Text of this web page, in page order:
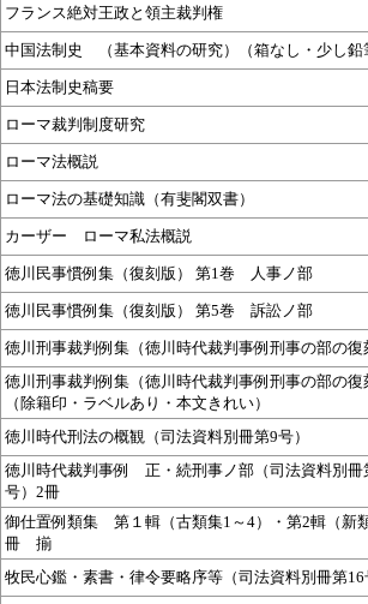
フランス絶対王政と領主裁判権
中国法制史 （基本資料の研究）（箱なし・少し鉛
日本法制史稿要
ローマ裁判制度研究
ローマ法概説
ローマ法の基礎知識（有斐閣双書）
カーザー ローマ私法概説
徳川民事慣例集（復刻版） 第1巻 人事ノ部
徳川民事慣例集（復刻版） 第5巻 訴訟ノ部
徳川刑事裁判例集（徳川時代裁判事例刑事の部の
徳川刑事裁判例集（徳川時代裁判事例刑事の部の
（除籍印・ラベルあり・本文きれい）
徳川時代刑法の概観（司法資料別冊第9号）
徳川時代裁判事例 正・続刑事ノ部（司法資料別冊
号）2冊
御仕置例類集 第１輯（古類集1～4）・第2輯（新
冊 揃
牧民心鑑・素書・律令要略序等（司法資料別冊第16